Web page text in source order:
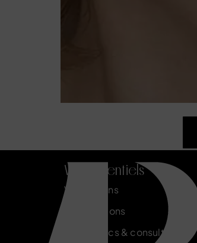
Vos essentiels
Vos besoins
Nos solutions
Diagnostics & consultations